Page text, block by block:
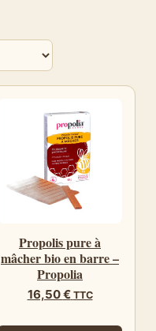
Propolis pure à
mâcher bio en barre –
Propolia
16,50€ TTC